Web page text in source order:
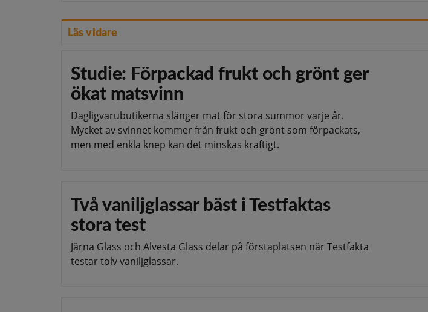
Läs vidare
Studie: Förpackad frukt och grönt ger
ökat matsvinn
Dagligvarubutikerna slänger mat för stora summor varje år.
Mycket av svinnet kommer från frukt och grönt som förpackats,
men med enkla knep kan det minskas kraftigt.
Två vaniljglassar bäst i Testfaktas
stora test
Järna Glass och Alvesta Glass delar på förstaplatsen när Testfakta
testar tolv vaniljglassar.